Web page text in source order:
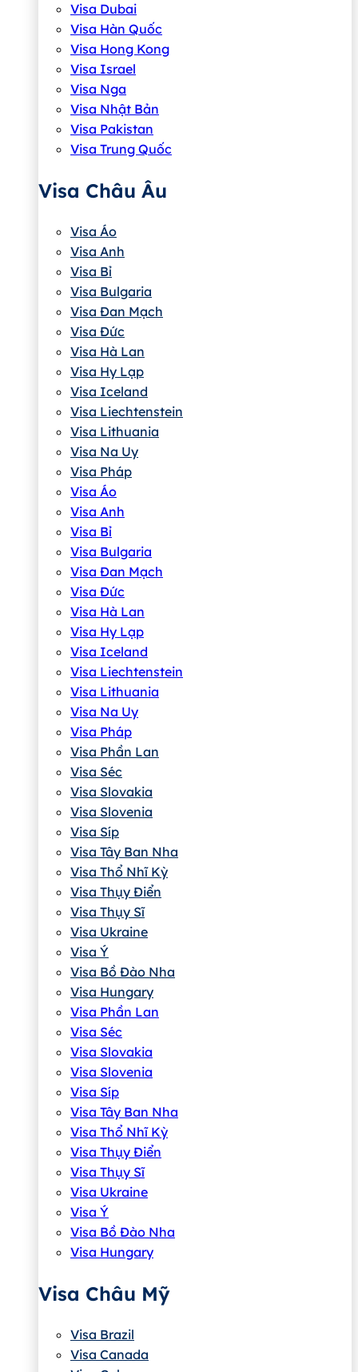
Visa Dubai
Visa Hàn Quốc
Visa Hong Kong
Visa Israel
Visa Nga
Visa Nhật Bản
Visa Pakistan
Visa Trung Quốc
Visa Châu Âu
Visa Áo
Visa Anh
Visa Bỉ
Visa Bulgaria
Visa Đan Mạch
Visa Đức
Visa Hà Lan
Visa Hy Lạp
Visa Iceland
Visa Liechtenstein
Visa Lithuania
Visa Na Uy
Visa Pháp
Visa Áo
Visa Anh
Visa Bỉ
Visa Bulgaria
Visa Đan Mạch
Visa Đức
Visa Hà Lan
Visa Hy Lạp
Visa Iceland
Visa Liechtenstein
Visa Lithuania
Visa Na Uy
Visa Pháp
Visa Phần Lan
Visa Séc
Visa Slovakia
Visa Slovenia
Visa Síp
Visa Tây Ban Nha
Visa Thổ Nhĩ Kỳ
Visa Thụy Điển
Visa Thụy Sĩ
Visa Ukraine
Visa Ý
Visa Bồ Đào Nha
Visa Hungary
Visa Phần Lan
Visa Séc
Visa Slovakia
Visa Slovenia
Visa Síp
Visa Tây Ban Nha
Visa Thổ Nhĩ Kỳ
Visa Thụy Điển
Visa Thụy Sĩ
Visa Ukraine
Visa Ý
Visa Bồ Đào Nha
Visa Hungary
Visa Châu Mỹ
Visa Brazil
Visa Canada